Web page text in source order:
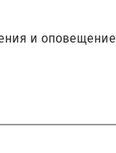
и оповещение